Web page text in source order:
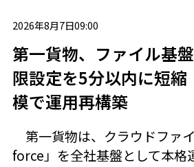
2026年8月7日09:00
第一貨物、ファイル基
限設定を5分以内に短
模で運用再構築
第一貨物は、クラウドファ
force」を全社基盤として本格